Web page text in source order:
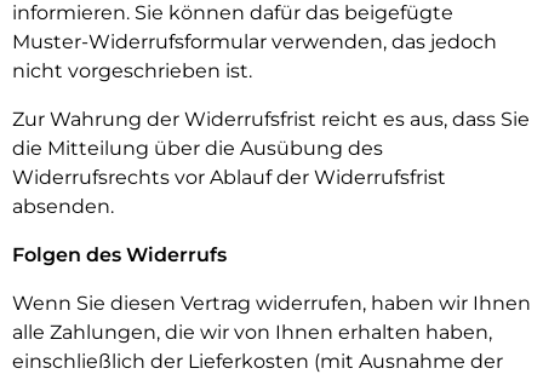
informieren. Sie können dafür das beigefügte
Muster-Widerrufsformular verwenden, das jedoch
nicht vorgeschrieben ist.
Zur Wahrung der Widerrufsfrist reicht es aus, dass Sie
die Mitteilung über die Ausübung des
Widerrufsrechts vor Ablauf der Widerrufsfrist
absenden.
Folgen des Widerrufs
Wenn Sie diesen Vertrag widerrufen, haben wir Ihnen
alle Zahlungen, die wir von Ihnen erhalten haben,
einschließlich der Lieferkosten (mit Ausnahme der